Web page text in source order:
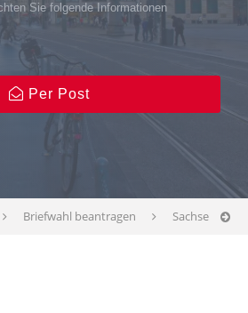
Sie folgende Informationen
Per Post
Briefwahl beantragen Sachsen-